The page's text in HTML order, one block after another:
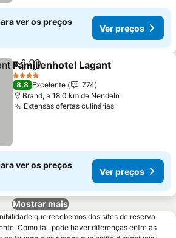
ver os preços
Ver preços
PartilharAdicionar aos favoritos
Familienhotel Lagant
4 Estrelas
8,8 Excelente
774
Brand, a 18.0 km de Nendeln
Extensas ofertas culináriasVer preços
ver os preços
Ver preços
Mostrar mais
que recebemos dos sites de reserva
Como tal, pode haver diferenças entre as